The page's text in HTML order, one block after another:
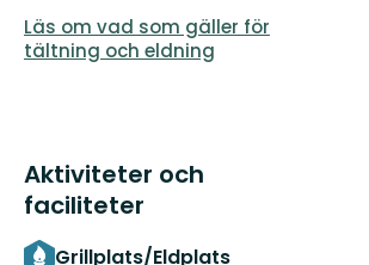
Läs om vad som gäller för
tältning och eldning
Aktiviteter och
faciliteter
Grillplats/Eldplats